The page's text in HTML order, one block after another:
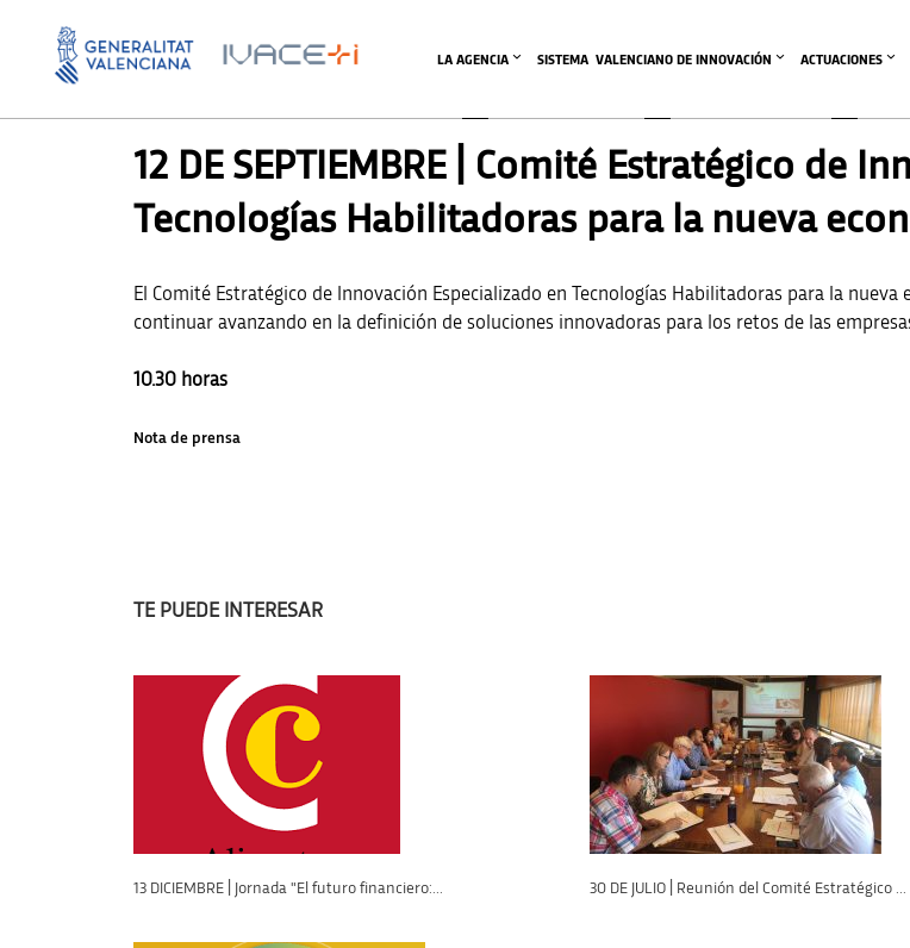
LA AGENCIA SISTEMA  VALENCIANO DE INNOVACIÓN ACTUACIONES
AGENDA AVI ,UNCATEGORIZED @CA
12 DE SEPTIEMBRE | Comité Estratégico de
Tecnologías Habilitadoras para la nueva
El Comité Estratégico de Innovación Especializado en Tecnologías Habilitadoras para la
continuar avanzando en la definición de soluciones innovadoras para los retos de las
10.30 horas
Nota de prensa
TE PUEDE INTERESAR
13 DICIEMBRE | Jornada "El futuro financiero:... 30 DE JULIO | Reunión del Comité Estratégico ...